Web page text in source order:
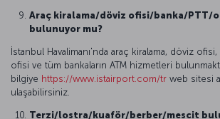
Araç kiralama/döviz ofisi/banka/PTT/
bulunuyor mu?
İstanbul Havalimanı'nda araç kiralama, döviz
ofisi ve tüm bankaların ATM hizmetleri
bilgiye https://www.istairport.com/tr web sitesi
ulaşabilirsiniz.
Terzi/lostra/kuaför/berber/mescit